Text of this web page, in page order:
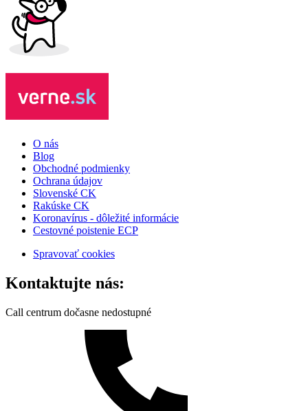
O nás
Blog
Obchodné podmienky
Ochrana údajov
Slovenské CK
Rakúske CK
Koronavírus - dôležité informácie
Cestovné poistenie ECP
Spravovať cookies
Kontaktujte nás:
Call centrum dočasne nedostupné